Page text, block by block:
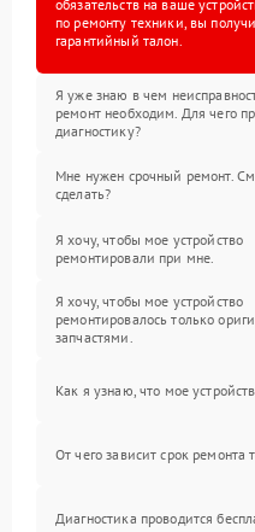
обязательств на ваше
по ремонту техники, вы
гарантийный талон.
Я уже знаю в чем
ремонт необходим. Для чего
диагностику?
Мне нужен срочный ремонт.
сделать?
Я хочу, чтобы мое устройство
ремонтировали при мне.
Я хочу, чтобы мое устройство
ремонтировалось только
запчастями.
Как я узнаю, что мое
От чего зависит срок ремонта
Диагностика проводится